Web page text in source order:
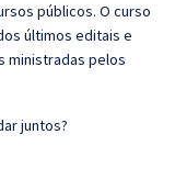
públicos. O curso
últimos editais e
ministradas pelos
juntos?